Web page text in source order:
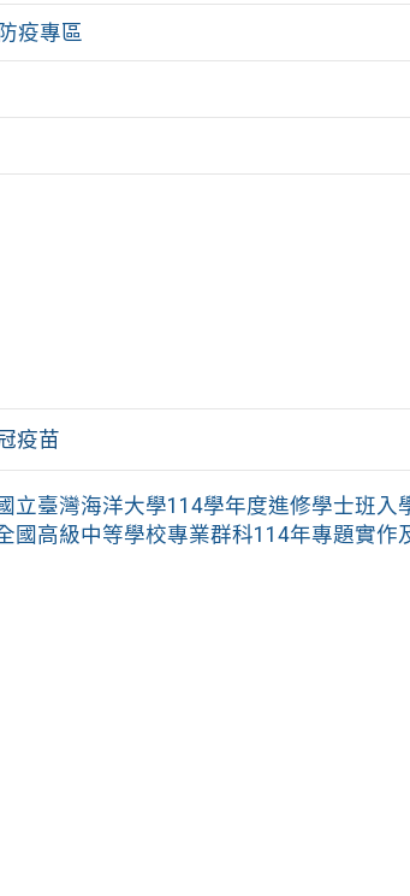
防疫專區
疫苗
立臺灣海洋大學114學年度進修學士班入
國高級中等學校專業群科114年專題實作